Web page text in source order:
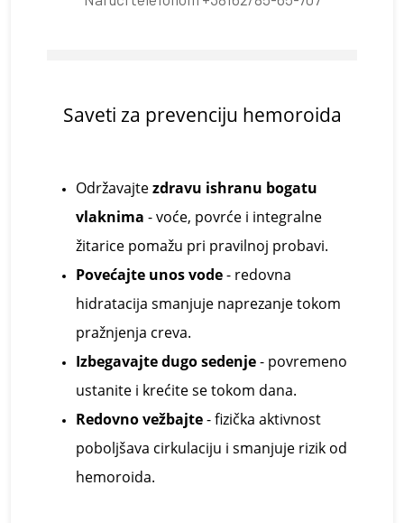
Saveti za prevenciju hemoroida
Održavajtezdravu ishranu bogatu
vlaknima - voće, povrće i integralne
žitarice pomažu pri pravilnoj probavi.
Povećajte unos vode- redovna
hidratacija smanjuje naprezanje tokom
pražnjenja creva.
Izbegavajte dugo sedenje- povremeno
ustanite i krećite se tokom dana.
Redovno vežbajte- fizička aktivnost
poboljšava cirkulaciju i smanjuje rizik od
hemoroida.